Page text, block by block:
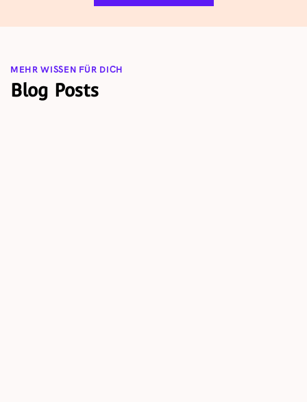
MEHR WISSEN FÜR DICH
Blog Posts